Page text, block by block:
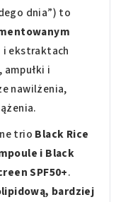
dnia”) to
i ekstraktach
i
nawilżenia,
trio Black Rice
i Black
SPF50+.
bardziej